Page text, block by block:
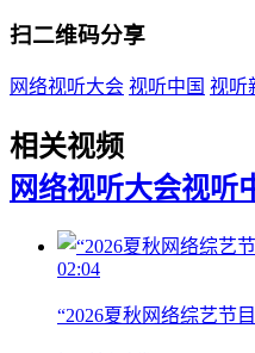
扫二维码分享
网络视听大会 视听中国 视听
相关视频
网络视听大会视听
02:04
“2026夏秋网络综艺节